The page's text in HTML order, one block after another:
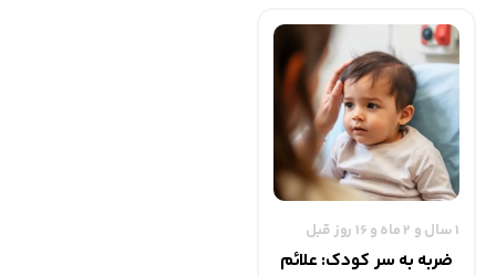
1 سال و 2 ماه و 16 روز قبل
ضربه به سر کودک: علائم